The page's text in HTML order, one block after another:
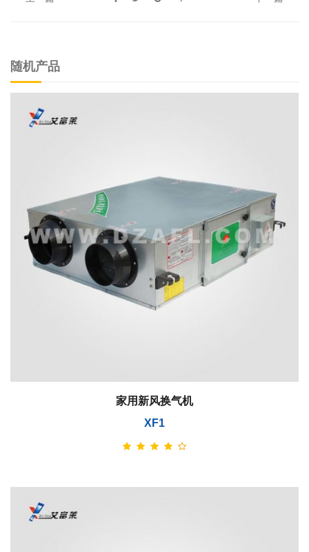
随机产品
家用新风换气机
XF1